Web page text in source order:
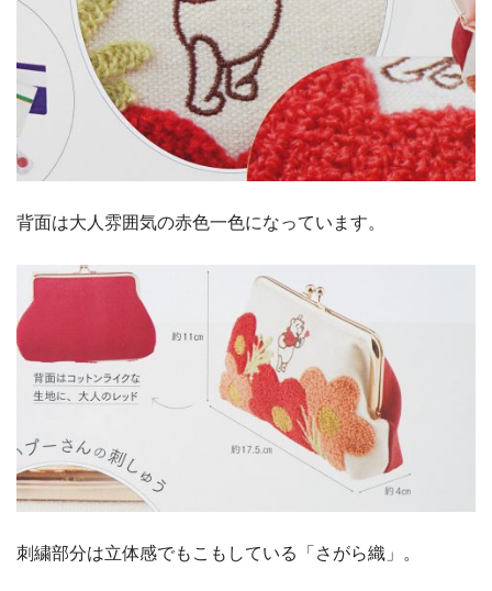
背面は大人雰囲気の赤色一色になっています。
刺繍部分は立体感でもこもしている「さがら織」。